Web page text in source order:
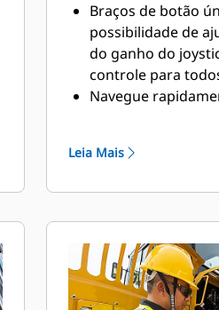
Braços de botão
possibilidade de
do ganho do
controle para
Navegue
sensível ao toque e
uma navegação
minimizando a
desempenho
sensível ao toque
Leia Mais